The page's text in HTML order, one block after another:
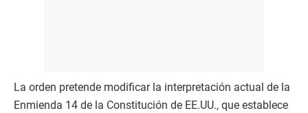
La orden pretende modificar la interpretación actual de la
Enmienda 14 de la Constitución de EE.UU., que establece